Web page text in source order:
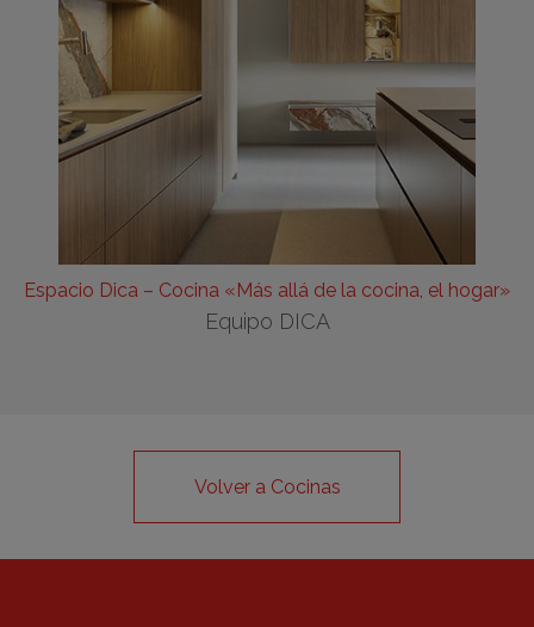
Espacio Dica – Cocina «Más allá de la cocina, el hogar»
Equipo DICA
Volver a Cocinas